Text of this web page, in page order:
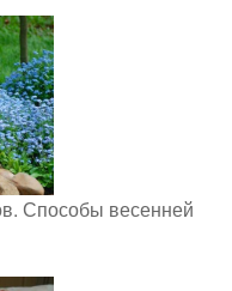
Способы весенней